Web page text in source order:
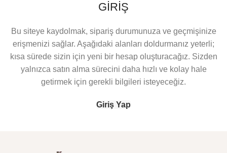
GIRIŞ
Bu siteye kaydolmak, sipariş durumunuza ve geçmişinize
erişmenizi sağlar. Aşağıdaki alanları doldurmanız yeterli;
kısa sürede sizin için yeni bir hesap oluşturacağız. Sizden
yalnızca satın alma sürecini daha hızlı ve kolay hale
getirmek için gerekli bilgileri isteyeceğiz.
Giriş Yap